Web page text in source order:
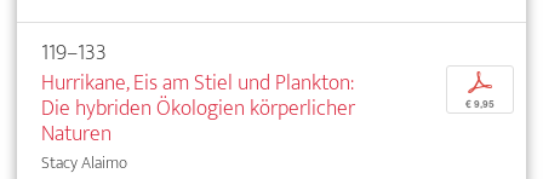
119–133
Hurrikane, Eis am Stiel und Plankton:
Die hybriden Ökologien körperlicher
Naturen
Stacy Alaimo
p
€ 9,95